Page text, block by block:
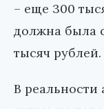
– еще 300
должна была
тысяч рублей.
В реальности